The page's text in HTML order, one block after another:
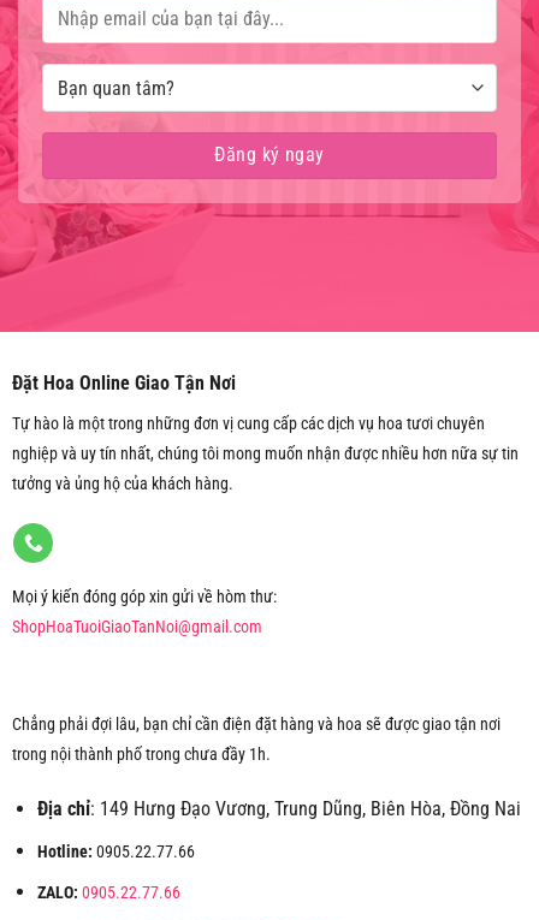
Đặt Hoa Online Giao Tận Nơi
Tự hào là một trong những đơn vị cung cấp các dịch vụ hoa tươi chuyên
nghiệp và uy tín nhất, chúng tôi mong muốn nhận được nhiều hơn nữa sự tin
tưởng và ủng hộ của khách hàng.
Mọi ý kiến đóng góp xin gửi về hòm thư:
ShopHoaTuoiGiaoTanNoi@gmail.com
Chẳng phải đợi lâu, bạn chỉ cần điện đặt hàng và hoa sẽ được giao tận nơi
trong nội thành phố trong chưa đầy 1h.
Địa chỉ: 149 Hưng Đạo Vương, Trung Dũng, Biên Hòa, Đồng Nai
Hotline: 0905.22.77.66
ZALO: 0905.22.77.66